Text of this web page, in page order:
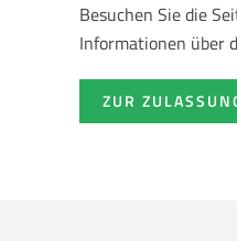
Besuchen Sie die
Informationen über
ZUR